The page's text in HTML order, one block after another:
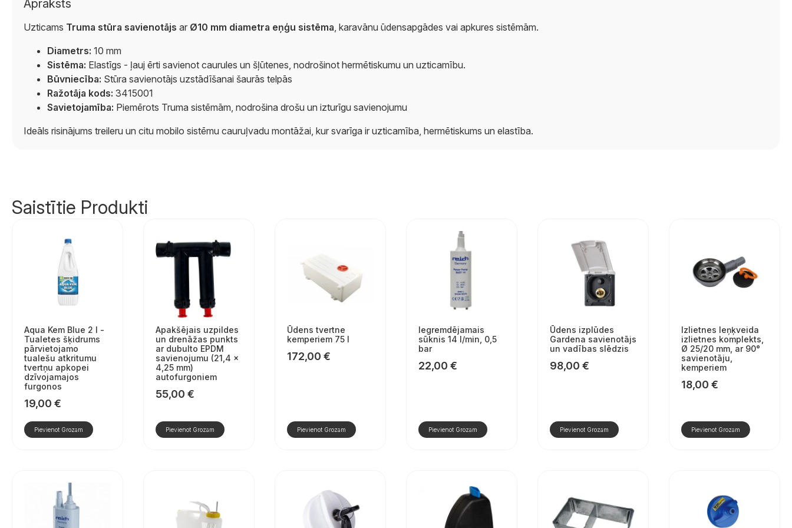
Apraksts
Uzticams Truma stūra savienotājs ar Ø10 mm diametra eņģu sistēma, karavānu ūdensapgādes vai apkures sistēmām.
Diametrs: 10 mm
Sistēma: Elastīgs - ļauj ērti savienot caurules un šļūtenes, nodrošinot hermētiskumu un uzticamību.
Būvniecība: Stūra savienotājs uzstādīšanai šaurās telpās
Ražotāja kods: 3415001
Savietojamība: Piemērots Truma sistēmām, nodrošina drošu un izturīgu savienojumu
Ideāls risinājums treileru un citu mobilo sistēmu cauruļvadu montāžai, kur svarīga ir uzticamība, hermētiskums un elastība.
Saistītie Produkti
Aqua Kem Blue 2 l -
Tualetes šķidrums
pārvietojamo
tualešu atkritumu
tvertņu apkopei
dzīvojamajos
furgonos
19,00 €
Pievienot Grozam
Apakšējais uzpildes
un drenāžas punkts
ar dubulto EPDM
savienojumu (21,4 ×
4,25 mm)
autofurgoniem
55,00 €
Pievienot Grozam
Ūdens tvertne
kemperiem 75 l
172,00 €
Pievienot Grozam
Iegremdējamais
sūknis 14 l/min, 0,5
bar
22,00 €
Pievienot Grozam
Ūdens izplūdes
Gardena savienotājs
un vadības slēdzis
98,00 €
Pievienot Grozam
Izlietnes leņķveida
izlietnes komplekts,
Ø 25/20 mm, ar 90°
savienotāju,
kemperiem
18,00 €
Pievienot Grozam